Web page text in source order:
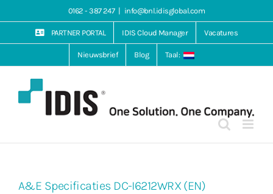
naar
0162 - 387 247 | info@bnl.idisglobal.com
PARTNER PORTAL IDIS Cloud Manager Vacatures
Nieuwsbrief Blog Taal:
A&E Specificaties DC-I6212WRX (EN)